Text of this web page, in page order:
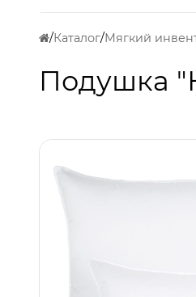
Каталог Мягкий
Подушка